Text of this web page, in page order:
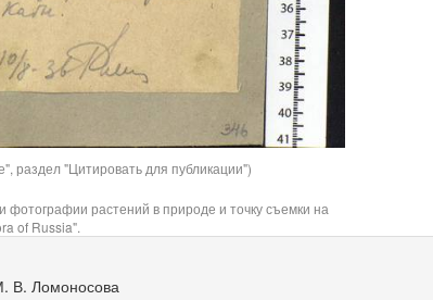
раздел "Цитировать для публикации")
растений в природе и точку съемки на
of Russia".
В. Ломоносова